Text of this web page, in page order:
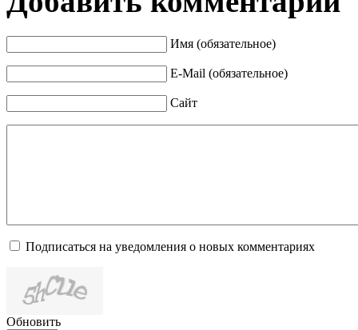
Имя (обязательное)
E-Mail (обязательное)
Сайт
Подписаться на уведомления о новых комментариях
Обновить